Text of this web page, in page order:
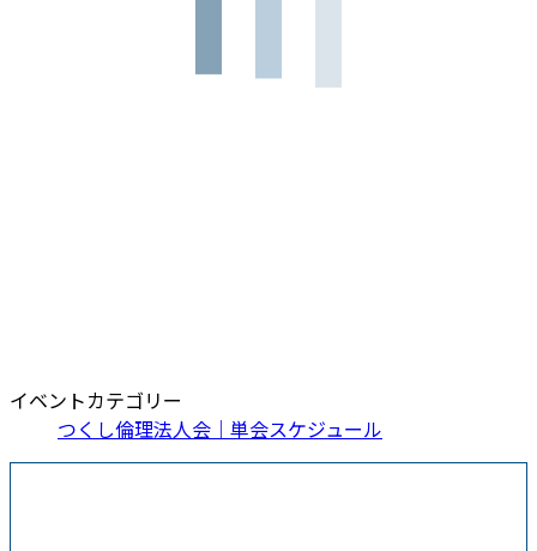
イベントカテゴリー
つくし倫理法人会｜単会スケジュール